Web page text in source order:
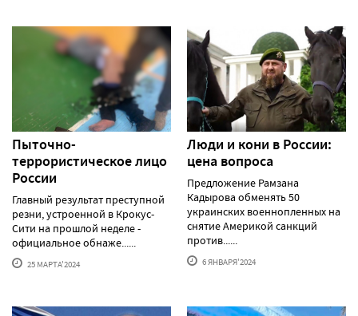
Пыточно-
террористическое лицо
России
Главный результат преступной
резни, устроенной в Крокус-
Сити на прошлой неделе -
официальное обнаже......
25 МАРТА'2024
Люди и кони в России:
цена вопроса
Предложение Рамзана
Кадырова обменять 50
украинских военнопленных на
снятие Америкой санкций
против......
6 ЯНВАРЯ'2024